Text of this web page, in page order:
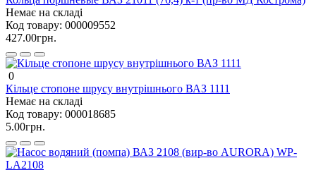
Немає на складі
Код товару: 000009552
427.00грн.
0
Кільце стопоне шрусу внутрішнього ВАЗ 1111
Немає на складі
Код товару: 000018685
5.00грн.